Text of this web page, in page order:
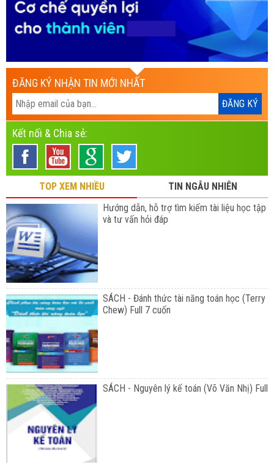
ĐĂNG KÝ NHẬN TIN MỚI NHẤT
Kết nối & Chia sẻ:
TOP XEM NHIỀU
TIN NGẪU NHIÊN
Hướng dẫn, hỗ trợ tìm kiếm tài liệu học tập
và tư vấn hỏi đáp
SÁCH - Đánh thức tài năng toán học (Terry
Chew) Full 7 cuốn
SÁCH - Nguyên lý kế toán (Võ Văn Nhị) Full